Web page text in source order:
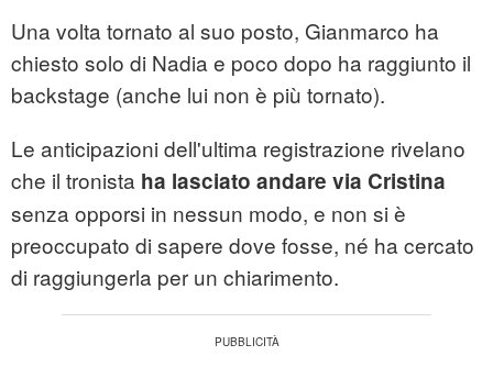
Una volta tornato al suo posto, Gianmarco ha
chiesto solo di Nadia e poco dopo ha raggiunto il
backstage (anche lui non è più tornato).
Le anticipazioni dell'ultima registrazione rivelano
che il tronista ha lasciato andare via Cristina
senza opporsi in nessun modo, e non si è
preoccupato di sapere dove fosse, né ha cercato
di raggiungerla per un chiarimento.